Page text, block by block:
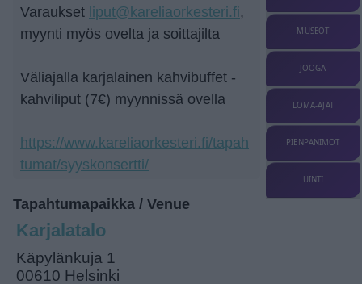
Varaukset liput@kareliaorkesteri.fi,
myynti myös ovelta ja soittajilta
Väliajalla karjalainen kahvibuffet -
kahviliput (7€) myynnissä ovella
https://www.kareliaorkesteri.fi/tapah
tumat/syyskonsertti/
Tapahtumapaikka / Venue
Karjalatalo
Käpylänkuja 1
00610 Helsinki
MUSEOT
JOOGA
LOMA-AJAT
PIENPANIMOT
UINTI